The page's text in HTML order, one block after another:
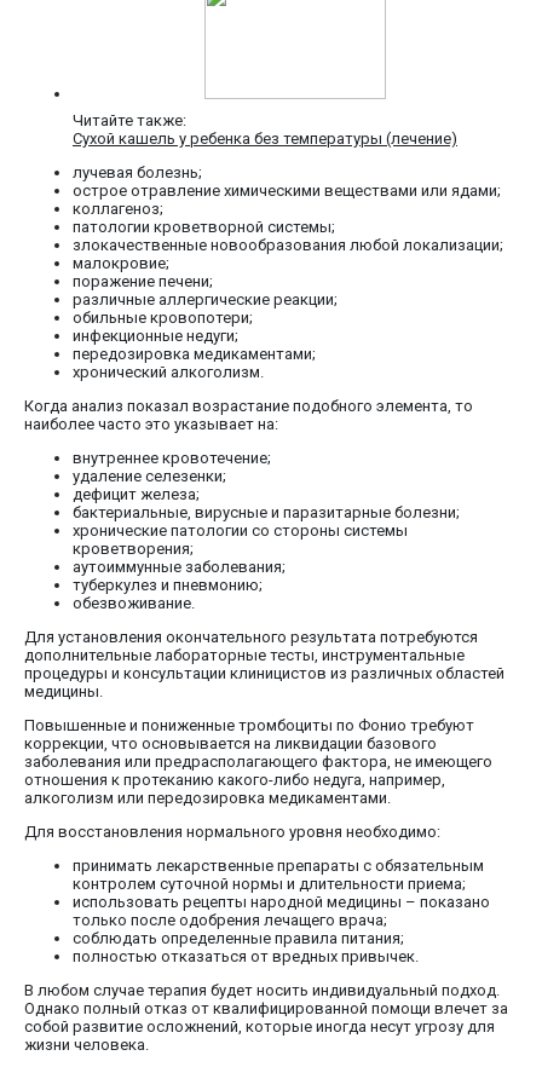
Читайте также:
Сухой кашель у ребенка без температуры (лечение)
лучевая болезнь;
острое отравление химическими веществами или ядами;
коллагеноз;
патологии кроветворной системы;
злокачественные новообразования любой локализации;
малокровие;
поражение печени;
различные аллергические реакции;
обильные кровопотери;
инфекционные недуги;
передозировка медикаментами;
хронический алкоголизм.
Когда анализ показал возрастание подобного элемента, то
наиболее часто это указывает на:
внутреннее кровотечение;
удаление селезенки;
дефицит железа;
бактериальные, вирусные и паразитарные болезни;
хронические патологии со стороны системы
кроветворения;
аутоиммунные заболевания;
туберкулез и пневмонию;
обезвоживание.
Для установления окончательного результата потребуются
дополнительные лабораторные тесты, инструментальные
процедуры и консультации клиницистов из различных областей
медицины.
Повышенные и пониженные тромбоциты по Фонио требуют
коррекции, что основывается на ликвидации базового
заболевания или предрасполагающего фактора, не имеющего
отношения к протеканию какого-либо недуга, например,
алкоголизм или передозировка медикаментами.
Для восстановления нормального уровня необходимо:
принимать лекарственные препараты с обязательным
контролем суточной нормы и длительности приема;
использовать рецепты народной медицины – показано
только после одобрения лечащего врача;
соблюдать определенные правила питания;
полностью отказаться от вредных привычек.
В любом случае терапия будет носить индивидуальный подход.
Однако полный отказ от квалифицированной помощи влечет за
собой развитие осложнений, которые иногда несут угрозу для
жизни человека.